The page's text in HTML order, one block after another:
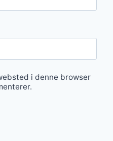
i denne browser